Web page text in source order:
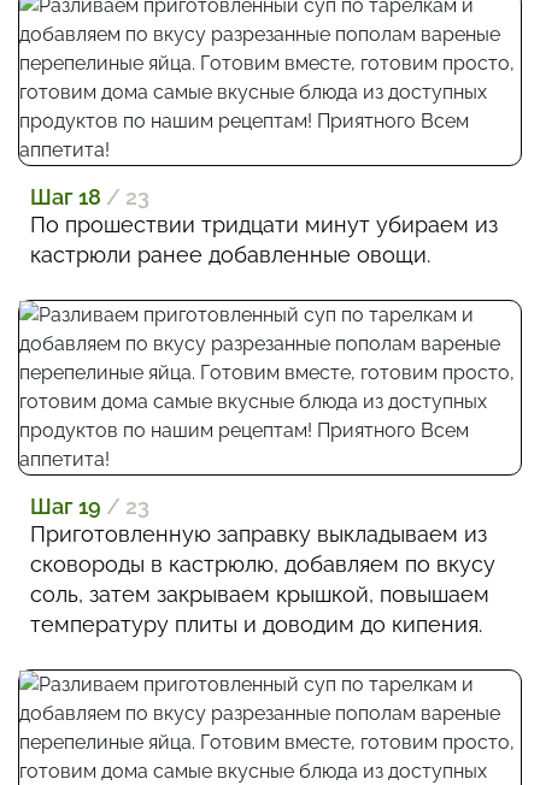
Шаг 18 / 23
По прошествии тридцати минут убираем из
кастрюли ранее добавленные овощи.
Шаг 19 / 23
Приготовленную заправку выкладываем из
сковороды в кастрюлю, добавляем по вкусу
соль, затем закрываем крышкой, повышаем
температуру плиты и доводим до кипения.